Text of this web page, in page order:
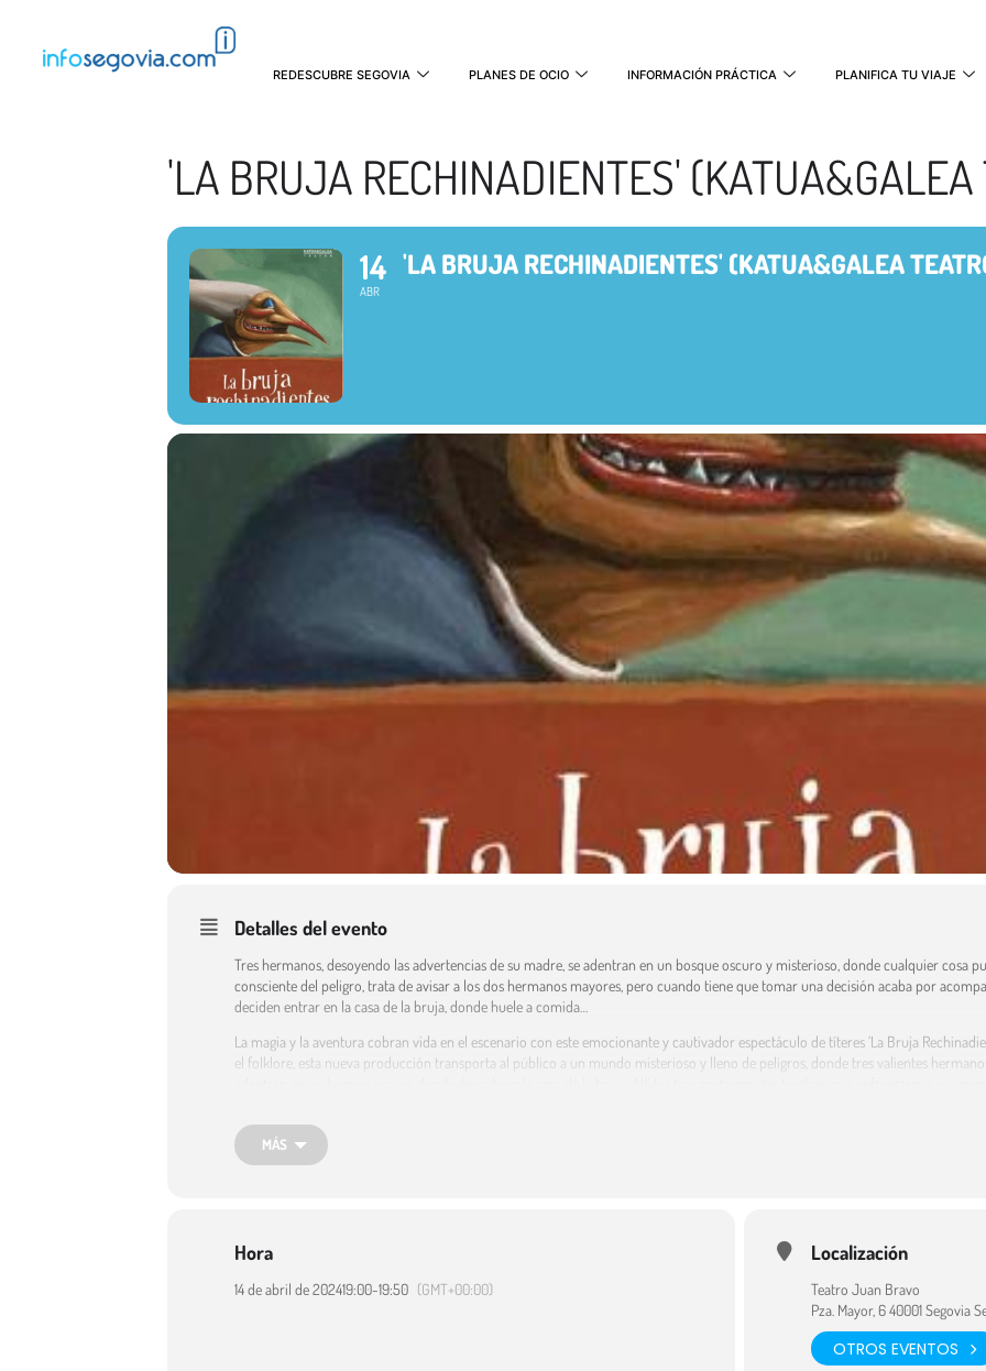
REDESCUBRE SEGOVIA PLANES DE OCIO INFORMACIÓN PRÁCTICA PLANIFICA TU VIAJE
'LA BRUJA RECHINADIENTES' (KATUA&GALEA
14
ABR
'LA BRUJA RECHINADIENTES' (KATUA&GALEA
Detalles del evento
Tres hermanos, desoyendo las advertencias de su madre, se adentran en un bosque oscuro y misterioso, donde cualquier cosa
consciente del peligro, trata de avisar a los dos hermanos mayores, pero cuando tiene que tomar una decisión acaba por
deciden entrar en la casa de la bruja, donde huele a comida…
La magia y la aventura cobran vida en el escenario con este emocionante y cautivador espectáculo de títeres ‘La Bruja
el folklore, esta nueva producción transporta al público a un mundo misterioso y lleno de peligros, donde tres valientes
Rechinadientes’, un emocionante y reflexivo cuento de hadas. Una experiencia teatral única de la compañía Katua&Galea
donde se llevan a escenas temas universales como el miedo, la valentía, la desobediencia, la lucha interna y la astucia. Un
combinación única de humor, aventura y misterio. Teatro de títeres con una preciosa banda sonora que no te puedes perder.
MÁS
Hora
14 de abril de 202419:00-19:50 (GMT+00:00)
Localización
Teatro Juan Bravo
Pza. Mayor, 6 40001 Segovia
OTROS EVENTOS